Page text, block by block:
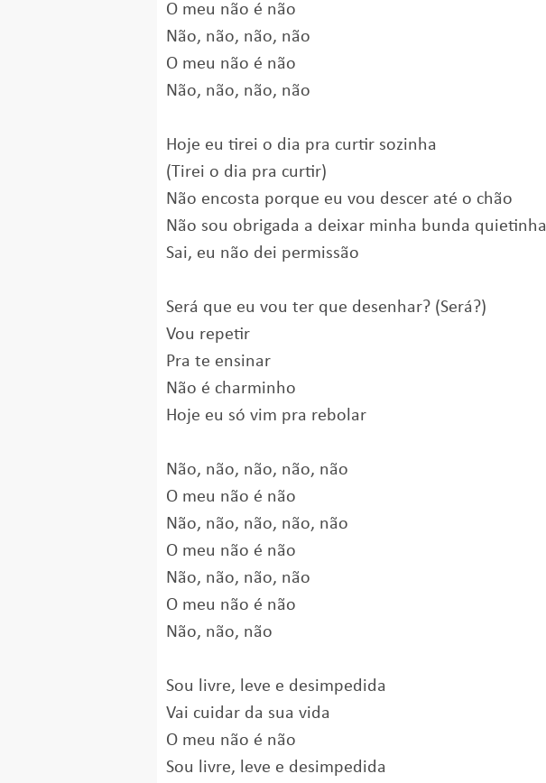
O meu não é não
Não, não, não, não
O meu não é não
Não, não, não, não
Hoje eu tirei o dia pra curtir sozinha
(Tirei o dia pra curtir)
Não encosta porque eu vou descer até o chão
Não sou obrigada a deixar minha bunda quietinha
Sai, eu não dei permissão
Será que eu vou ter que desenhar? (Será?)
Vou repetir
Pra te ensinar
Não é charminho
Hoje eu só vim pra rebolar
Não, não, não, não, não
O meu não é não
Não, não, não, não, não
O meu não é não
Não, não, não, não
O meu não é não
Não, não, não
Sou livre, leve e desimpedida
Vai cuidar da sua vida
O meu não é não
Sou livre, leve e desimpedida